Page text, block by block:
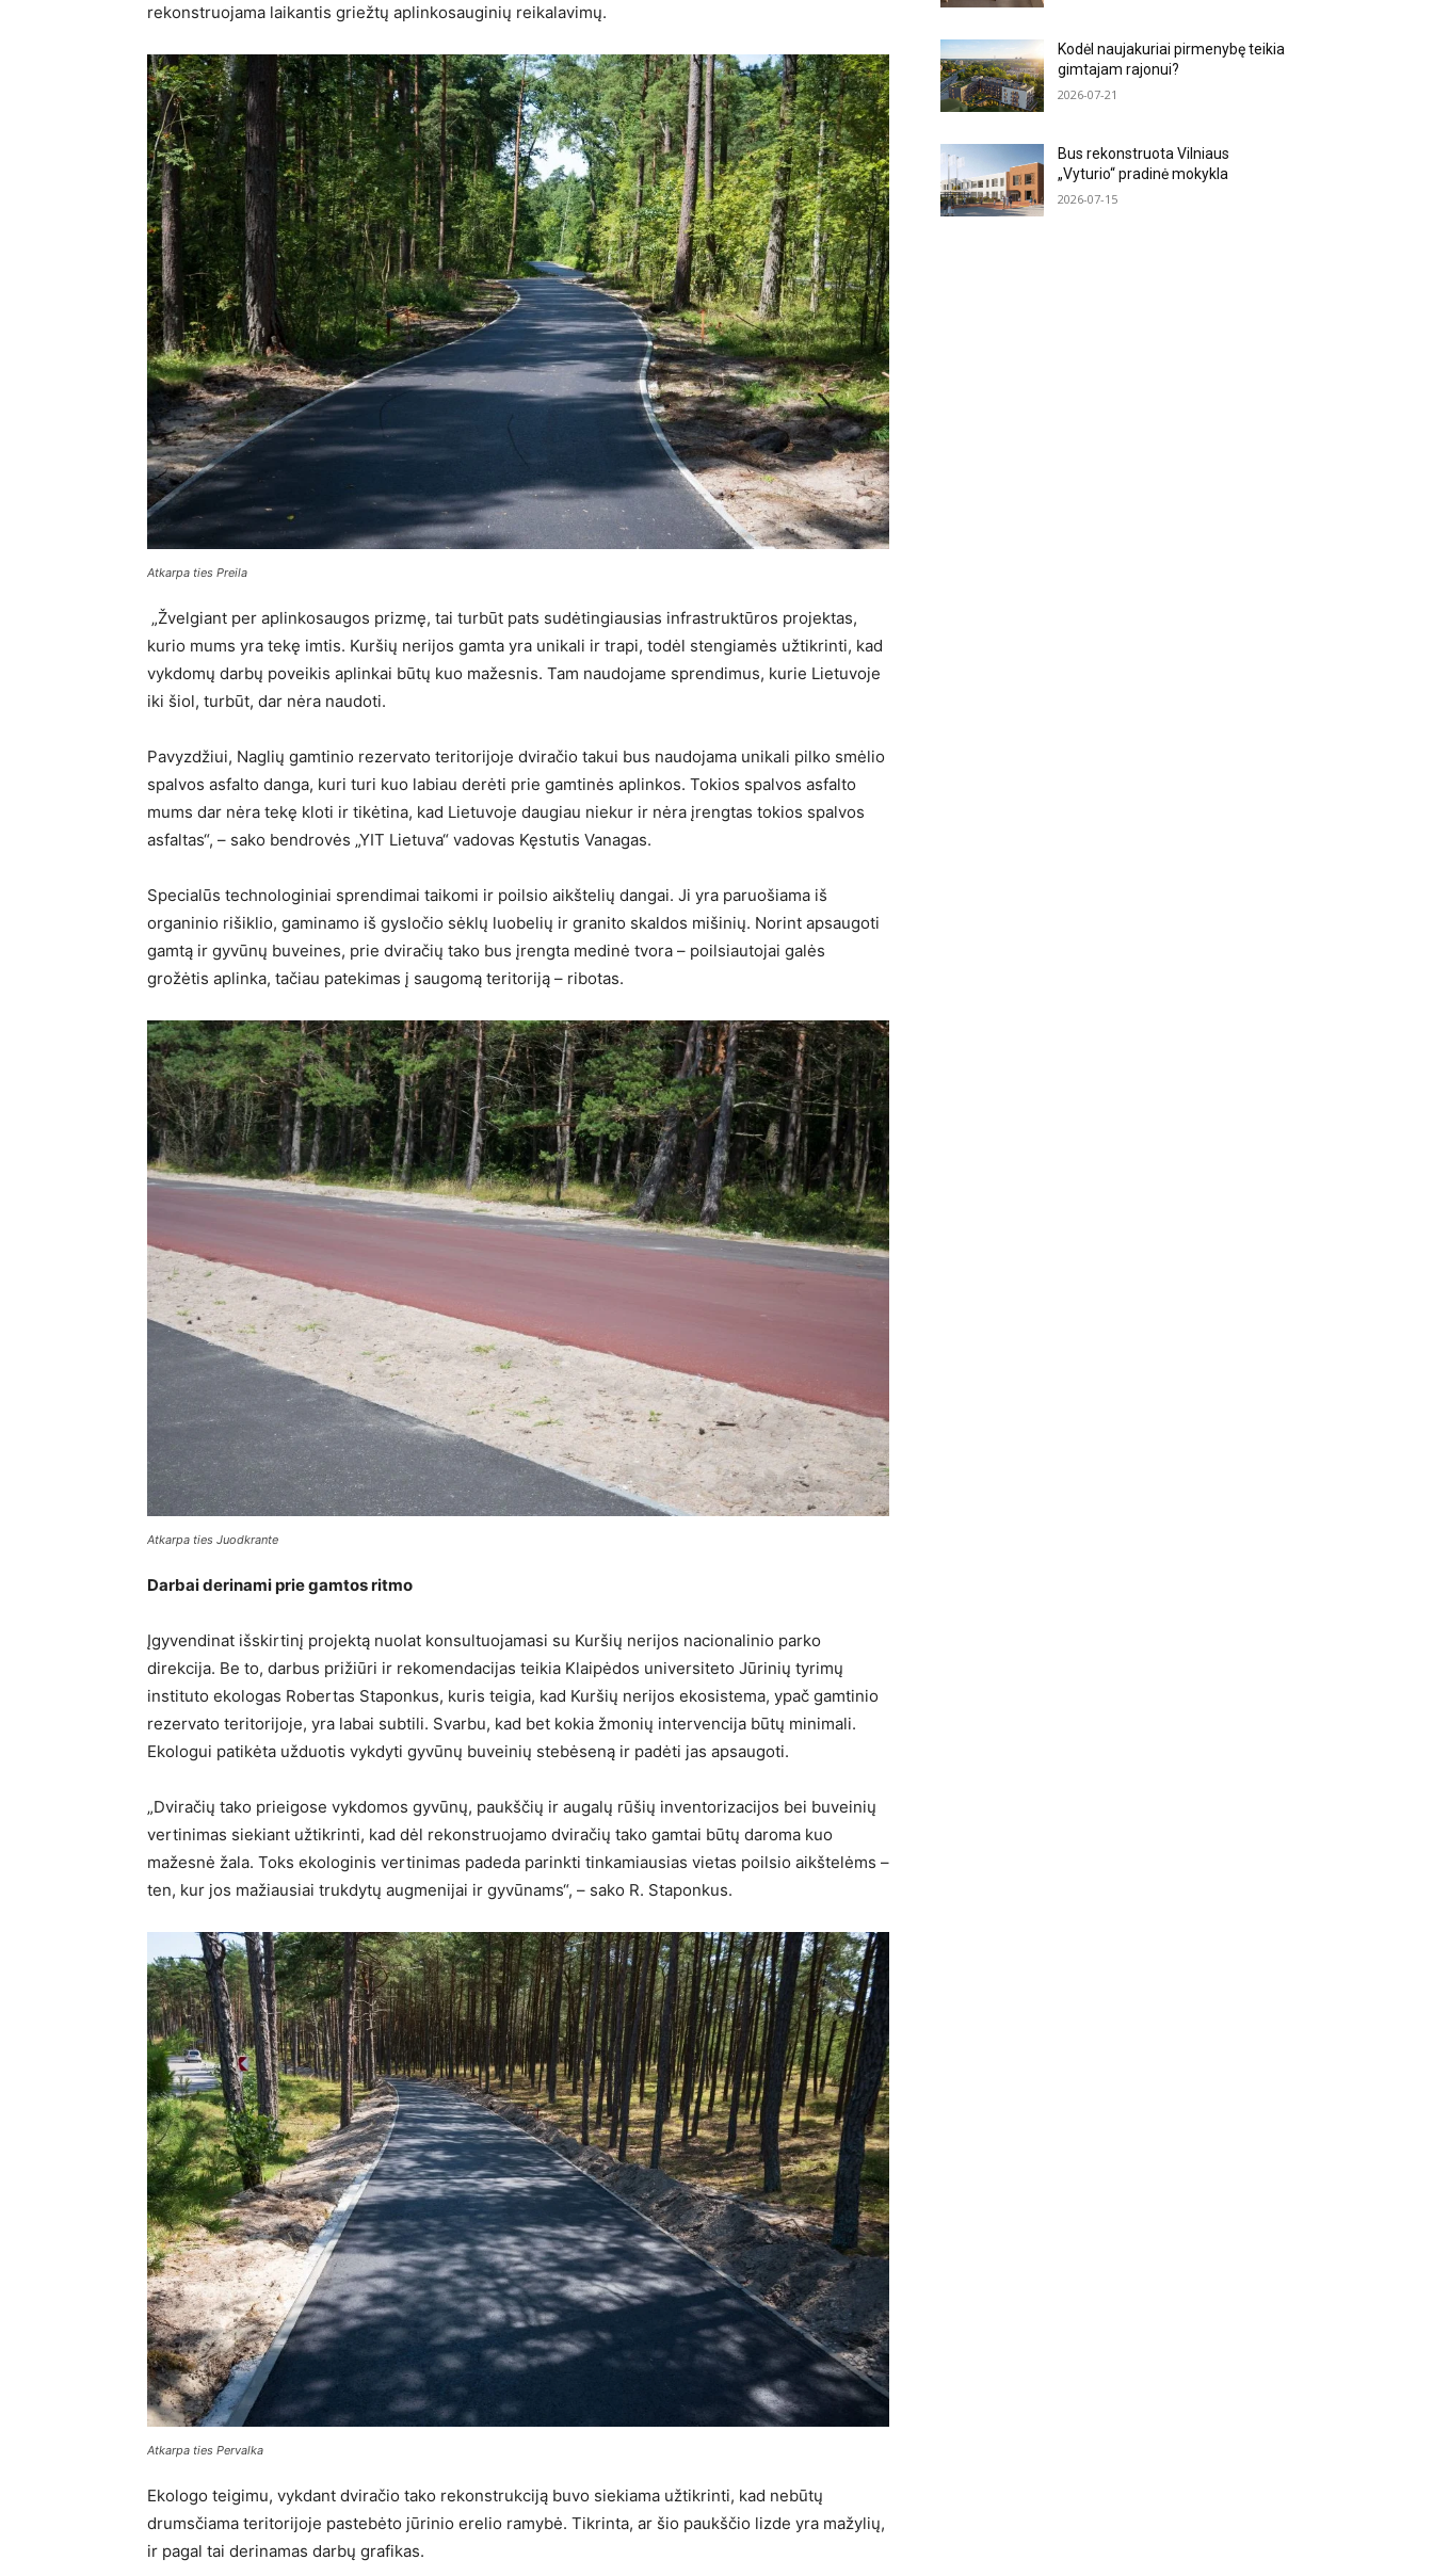
rekonstruojama laikantis griežtų aplinkosauginių reikalavimų.
Atkarpa ties Preila
„Žvelgiant per aplinkosaugos prizmę, tai turbūt pats sudėtingiausias infrastruktūros projektas,
kurio mums yra tekę imtis. Kuršių nerijos gamta yra unikali ir trapi, todėl stengiamės užtikrinti, kad
vykdomų darbų poveikis aplinkai būtų kuo mažesnis. Tam naudojame sprendimus, kurie Lietuvoje
iki šiol, turbūt, dar nėra naudoti.
Pavyzdžiui, Naglių gamtinio rezervato teritorijoje dviračio takui bus naudojama unikali pilko smėlio
spalvos asfalto danga, kuri turi kuo labiau derėti prie gamtinės aplinkos. Tokios spalvos asfalto
mums dar nėra tekę kloti ir tikėtina, kad Lietuvoje daugiau niekur ir nėra įrengtas tokios spalvos
asfaltas“, – sako bendrovės „YIT Lietuva“ vadovas Kęstutis Vanagas.
Specialūs technologiniai sprendimai taikomi ir poilsio aikštelių dangai. Ji yra paruošiama iš
organinio rišiklio, gaminamo iš gysločio sėklų luobelių ir granito skaldos mišinių. Norint apsaugoti
gamtą ir gyvūnų buveines, prie dviračių tako bus įrengta medinė tvora – poilsiautojai galės
grožėtis aplinka, tačiau patekimas į saugomą teritoriją – ribotas.
Atkarpa ties Juodkrante
Darbai derinami prie gamtos ritmo
Įgyvendinat išskirtinį projektą nuolat konsultuojamasi su Kuršių nerijos nacionalinio parko
direkcija. Be to, darbus prižiūri ir rekomendacijas teikia Klaipėdos universiteto Jūrinių tyrimų
instituto ekologas Robertas Staponkus, kuris teigia, kad Kuršių nerijos ekosistema, ypač gamtinio
rezervato teritorijoje, yra labai subtili. Svarbu, kad bet kokia žmonių intervencija būtų minimali.
Ekologui patikėta užduotis vykdyti gyvūnų buveinių stebėseną ir padėti jas apsaugoti.
„Dviračių tako prieigose vykdomos gyvūnų, paukščių ir augalų rūšių inventorizacijos bei buveinių
vertinimas siekiant užtikrinti, kad dėl rekonstruojamo dviračių tako gamtai būtų daroma kuo
mažesnė žala. Toks ekologinis vertinimas padeda parinkti tinkamiausias vietas poilsio aikštelėms –
ten, kur jos mažiausiai trukdytų augmenijai ir gyvūnams“, – sako R. Staponkus.
Atkarpa ties Pervalka
Ekologo teigimu, vykdant dviračio tako rekonstrukciją buvo siekiama užtikrinti, kad nebūtų
drumsčiama teritorijoje pastebėto jūrinio erelio ramybė. Tikrinta, ar šio paukščio lizde yra mažylių,
ir pagal tai derinamas darbų grafikas.
Kodėl naujakuriai pirmenybę teikia
gimtajam rajonui?
2026-07-21
Bus rekonstruota Vilniaus
„Vyturio“ pradinė mokykla
2026-07-15